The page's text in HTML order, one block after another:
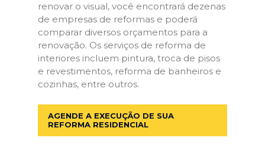
renovar o visual, você encontrará dezenas
de empresas de reformas e poderá
comparar diversos orçamentos para a
renovação. Os serviços de reforma de
interiores incluem pintura, troca de pisos
e revestimentos, reforma de banheiros e
cozinhas, entre outros.
AGENDE A EXECUÇÃO DE SUA
REFORMA RESIDENCIAL